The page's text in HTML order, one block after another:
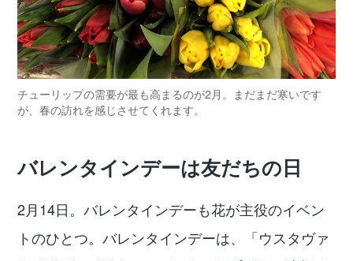
チューリップの需要が最も高まるのが2月。まだまだ寒いです
が、春の訪れを感じさせてくれます。
バレンタインデーは友だちの日
2月14日。バレンタインデーも花が主役のイベン
トのひとつ。バレンタインデーは、「ウスタヴァ